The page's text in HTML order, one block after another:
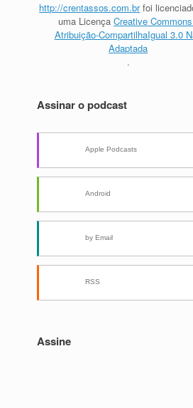
http://crentassos.com.brfoi
uma LicençaCreative
Atribuição-CompartilhaIgual 3.0
Adaptada
.
Assinar o podcast
Apple Podcasts
Android
by Email
RSS
Assine